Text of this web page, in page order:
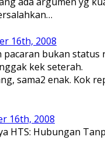
16th, 2008
pacaran bukan status
kek seterah.
sama2 enak. Kok
16th, 2008
HTS: Hubungan